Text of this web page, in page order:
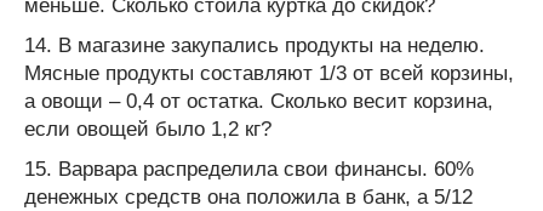
меньше. Сколько стоила куртка до скидок?
14. В магазине закупались продукты на неделю.
Мясные продукты составляют 1/3 от всей корзины,
а овощи – 0,4 от остатка. Сколько весит корзина,
если овощей было 1,2 кг?
15. Варвара распределила свои финансы. 60%
денежных средств она положила в банк, а 5/12